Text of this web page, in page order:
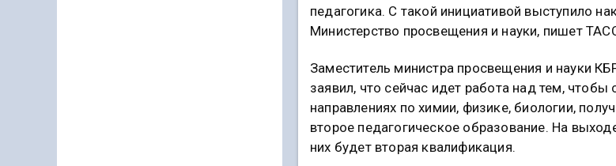
педагогика. С такой инициативой выступило
Министерство просвещения и науки, пишет
Заместитель министра просвещения и науки
заявил, что сейчас идет работа над тем, чтобы
направлениях по химии, физике, биологии,
второе педагогическое образование. На
них будет вторая квалификация.